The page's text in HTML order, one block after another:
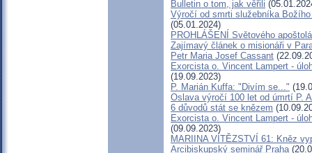
Bulletin o tom, jak věřili
Výročí od smrti služebníka
(05.01.2024)
PROHLÁŠENÍ Světového
Zajímavý článek o misionáři v
Petr Maria Josef Cassant
Exorcista o. Vincent Lampert -
(19.09.2023)
P. Marián Kuffa: "Divím se..."
Oslava výročí 100 let od úmrtí P.
6 důvodů stát se knězem
Exorcista o. Vincent Lampert -
(09.09.2023)
MARIINA VÍTĚZSTVÍ 61: Kněz
Arcibiskupský seminář Praha